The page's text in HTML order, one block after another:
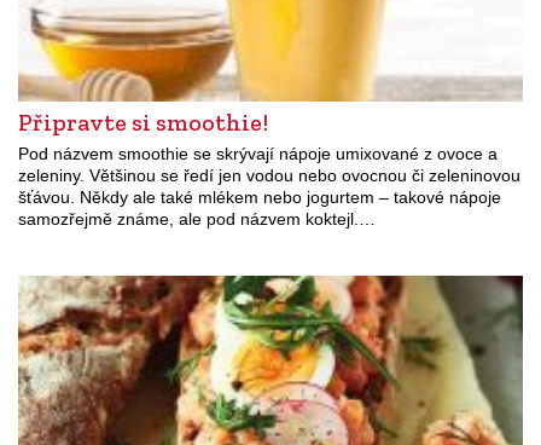
Připravte si smoothie!
Pod názvem smoothie se skrývají nápoje umixované z ovoce a
zeleniny. Většinou se ředí jen vodou nebo ovocnou či zeleninovou
šťávou. Někdy ale také mlékem nebo jogurtem – takové nápoje
samozřejmě známe, ale pod názvem koktejl.…